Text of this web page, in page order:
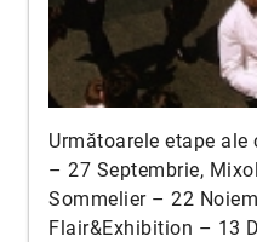
Următoarele etape
– 27 Septembrie,
Sommelier – 22
Flair&Exhibition – 13